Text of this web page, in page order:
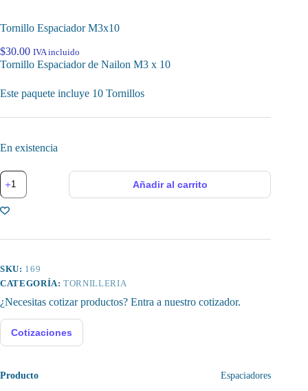
Tornillo Espaciador M3x10
$30.00 IVA incluido
Tornillo Espaciador de Nailon M3 x 10
Este paquete incluye 10 Tornillos
En existencia
Tornillo
Espaciador
M3x10
cantidad
Añadir al carrito
SKU: 169
CATEGORÍA:TORNILLERIA
¿Necesitas cotizar productos? Entra a nuestro cotizador.
Cotizaciones
Producto Espaciadores